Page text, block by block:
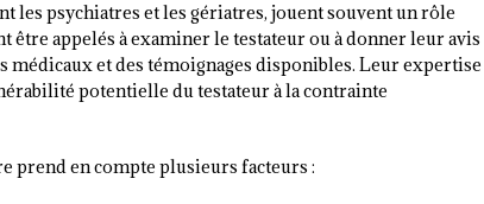
les psychiatres et les gériatres, jouent souvent un rôle
être appelés à examiner le testateur ou à donner leur avis
médicaux et des témoignages disponibles. Leur expertise
potentielle du testateur à la contrainte
prend en compte plusieurs facteurs :